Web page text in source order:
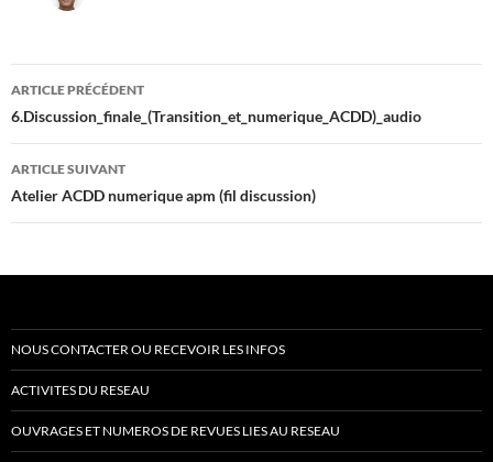
Navigation
des
articles
ARTICLE PRÉCÉDENT
6.Discussion_finale_(Transition_et_numerique_ACDD)_audio
ARTICLE SUIVANT
Atelier ACDD numerique apm (fil discussion)
NOUS CONTACTER OU RECEVOIR LES INFOS
ACTIVITES DU RESEAU
OUVRAGES ET NUMEROS DE REVUES LIES AU RESEAU